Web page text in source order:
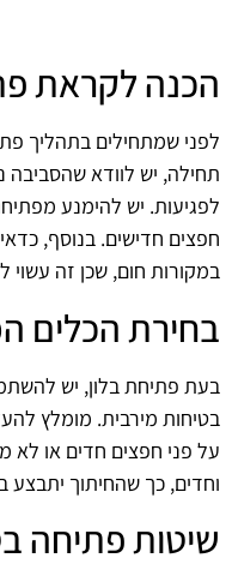
הכנה לקראת
לפני שמתחילים בתהליך
תחילה, יש לוודא שהסביבה
לפגיעות. יש להימנע
חפצים חדישים. בנוסף,
במקורות חום, שכן זה עשוי
בחירת הכלים
בעת פתיחת בלון, יש
בטיחות מירבית. מומלץ
על פני חפצים חדים או לא
וחדים, כך שהחיתוך
שיטות פתיחה